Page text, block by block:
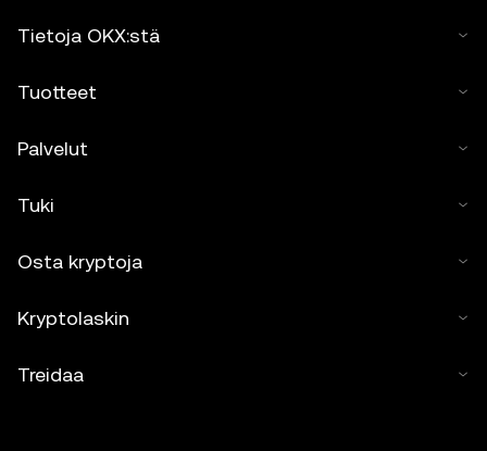
Tietoja OKX:stä
Tuotteet
Palvelut
Tuki
Osta kryptoja
Kryptolaskin
Treidaa